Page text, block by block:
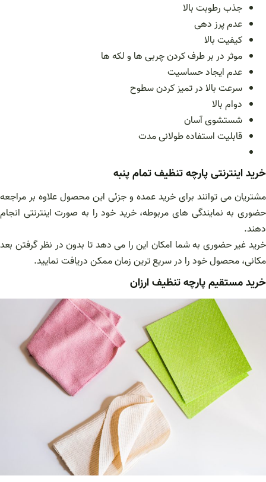
جذب رطوبت بالا
عدم پرز دهی
کیفیت بالا
موثر در بر طرف کردن چربی ها و لکه ها
عدم ایجاد حساسیت
سرعت بالا در تمیز کردن سطوح
دوام بالا
شستشوی آسان
قابلیت استفاده طولانی مدت
خرید اینترنتی پارچه تنظیف تمام پنبه
مشتریان می توانند برای خرید عمده و جزئی این محصول علاوه بر مراجعه
حضوری به نمایندگی های مربوطه، خرید خود را به صورت اینترنتی انجام
دهند.
خرید غیر حضوری به شما امکان این را می دهد تا بدون در نظر گرفتن بعد
مکانی، محصول خود را در سریع ترین زمان ممکن دریافت نمایید.
خرید مستقیم پارچه تنظیف ارزان